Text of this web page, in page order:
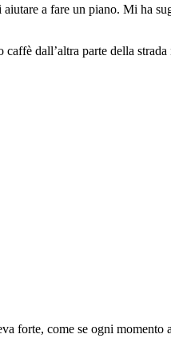
a fare un piano. Mi ha
dall’altra parte della strada
forte, come se ogni momento